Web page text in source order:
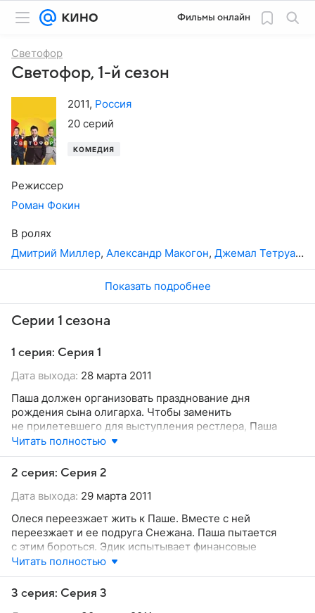
Фильмы онлайн
Светофор
Светофор, 1-й сезон
2011, Россия
20 серий
КОМЕДИЯ
Режиссер
Роман Фокин
В ролях
Дмитрий Миллер, Александр Макогон, Джемал Тетруашвили
Показать подробнее
Серии 1 сезона
1 серия: Серия 1
Дата выхода: 28 марта 2011
Паша должен организовать празднование дня
рождения сына олигарха. Чтобы заменить
не прилетевшего для выступления рестлера, Паша
использует Севу. Тамара замечает, что друзья Севы
быстро заканчивают с ним разговор, когда понимают,
что она рядом. Тамара подозревает, что Сева что-
то скрывает от нее. Сева вынужден придумывать
секретные знаки, чтобы дать понять друзьям, что рядом
женщинами, чтобы они отпускали парней погулять.
Читать полностью
2 серия: Серия 2
Дата выхода: 29 марта 2011
Олеся переезжает жить к Паше. Вместе с ней
переезжает и ее подруга Снежана. Паша пытается
с этим бороться. Эдик испытывает финансовые
трудности. Жильцы из квартиры, которую он сдает,
съезжают. Но Эдик находит нового жильца — Снежану.
Севе срочно до субботы надо помириться с Тамарой,
чтобы у него был дежурный субботний секс.
Читать полностью
3 серия: Серия 3